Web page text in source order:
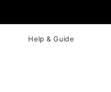
Help & Guide